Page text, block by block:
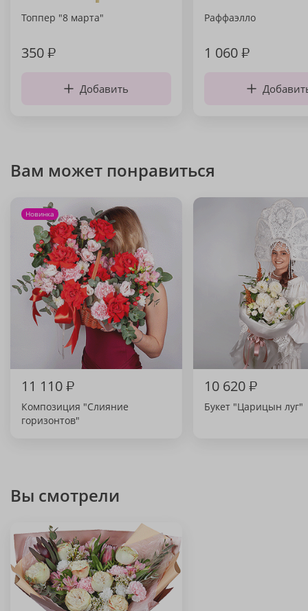
Топпер "8 марта"
350₽
Добавить
Раффаэлло
1 060₽
Вам может понравиться
Новинка
11 110₽
Композиция "Слияние
горизонтов"
10 620₽
Букет "Царицын луг"
Вы смотрели